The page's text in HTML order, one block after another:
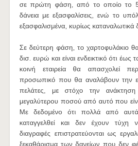
σε πρώτη φάση, από το οποίο το
δάνεια με εξασφαλίσεις, ενώ το
εξασφαλισμένα, κυρίως καταναλωτικά
Σε δεύτερη φάση, το χαρτοφυλάκιο
δισ. ευρώ και είναι ενδεικτικό ότι
κοινή εταιρεία θα απασχολεί
προσωπικό που θα αναλάβουν την
πελάτες, με στόχο την
μεγαλύτερου ποσού από αυτό που
Με δεδομένο ότι πολλά από
καταγγελθεί και δεν έχουν τύχη
διαγραφές επιστρατεύονται ως
ξεκαθάρισμα των δανείων που δεν